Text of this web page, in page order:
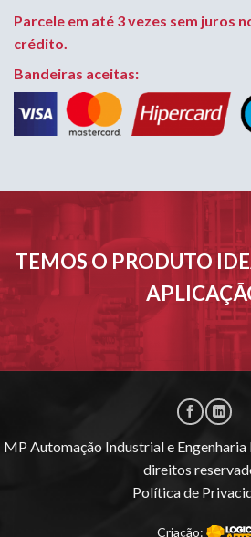
Parcele em até 3 vezes sem juros
crédito.
Bandeiras aceitas:
TEMOS O PRODUTO
MP Automação Industrial e
direitos
Política de
Criação: